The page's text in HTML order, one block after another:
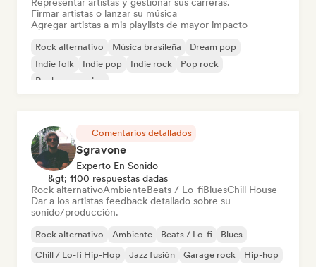
Firmar artistas o lanzar su música
Agregar artistas a mis playlists de mayor impacto
Rock alternativo Música brasileña
Dream pop
Indie folk
Indie pop Indie rock
Pop rock
Rock progresivo
Comentarios detallados
Sgravone
Experto En Sonido
&gt; 1100 respuestas dadas
Rock alternativoAmbienteBeats / Lo-fiBluesChill House
Dar a los artistas feedback detallado sobre su
sonido/producción.
Rock alternativo Ambiente Beats / Lo-fi
Blues
Chill / Lo-fi Hip-Hop
Jazz fusión Garage rock Hip-hop